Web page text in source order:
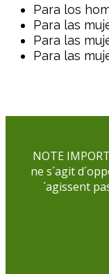
Para los
Para las
Para las
Para las
NOTE
ne s´agit
´agissent